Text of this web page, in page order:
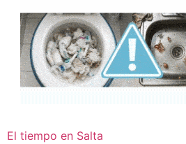
El tiempo en Salta